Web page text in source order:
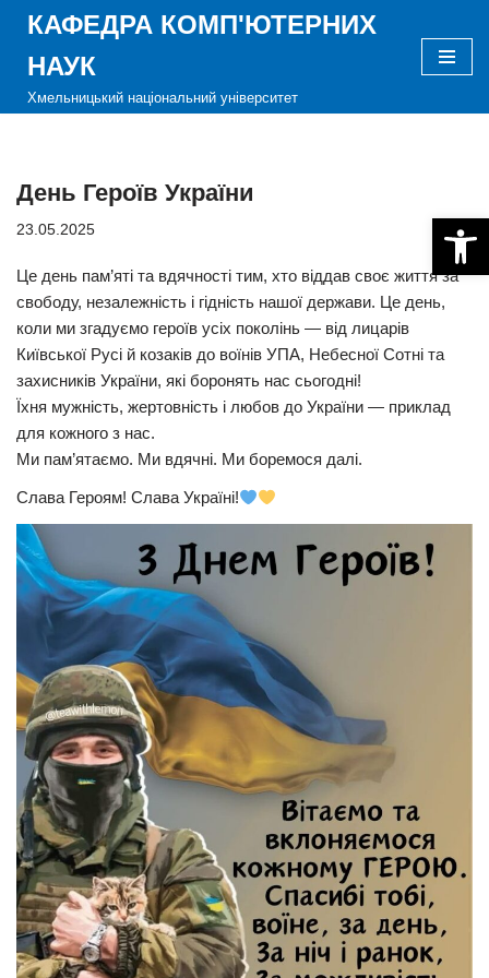
Перейти
вмісту
КАФЕДРА КОМП'ЮТЕРНИХ
НАУК
Хмельницький національний університет
День Героїв України
23.05.2025
Це день пам’яті та вдячності тим, хто віддав своє життя за
свободу, незалежність і гідність нашої держави. Це день,
коли ми згадуємо героїв усіх поколінь — від лицарів
Київської Русі й козаків до воїнів УПА, Небесної Сотні та
захисників України, які боронять нас сьогодні!
Їхня мужність, жертовність і любов до України — приклад
для кожного з нас.
Ми пам’ятаємо. Ми вдячні. Ми боремося далі.
Слава Героям! Слава Україні!